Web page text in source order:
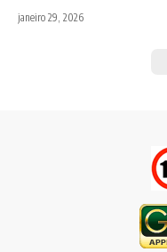
janeiro 29, 2026